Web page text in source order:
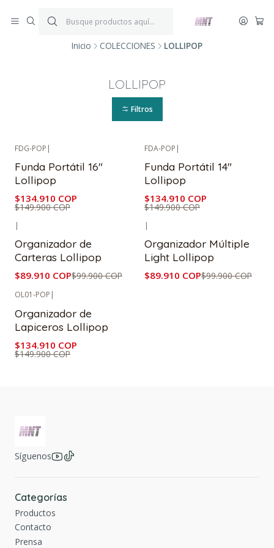
*Aplica condiciones y restricciones*
Inicio COLECCIONES LOLLIPOP
LOLLIPOP
Filtros
FDG-POP |
Funda Portátil 16"
Lollipop
$134.910 COP
$149.900 COP
FDA-POP |
Funda Portátil 14"
Lollipop
$134.910 COP
$149.900 COP
|
Organizador de
Carteras Lollipop
$89.910 COP$99.900 COP
|
Organizador Múltiple
Light Lollipop
$89.910 COP$99.900 COP
OL01-POP |
Organizador de
Lapiceros Lollipop
$134.910 COP
$149.900 COP
Síguenos
Categorías
Productos
Contacto
Prensa